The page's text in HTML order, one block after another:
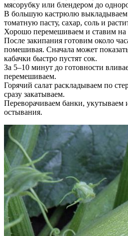
мясорубку или блендером до
В большую кастрюлю выкладываем
томатную пасту, сахар, соль и
Хорошо перемешиваем и ставим на
После закипания готовим около
помешивая. Сначала может
кабачки быстро пустят сок.
За 5–10 минут до готовности
перемешиваем.
Горячий салат раскладываем по
сразу закатываем.
Переворачиваем банки, укутываем
остывания.